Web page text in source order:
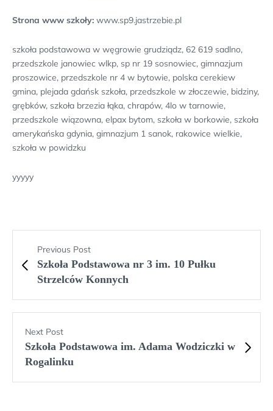
Strona www szkoły: www.sp9.jastrzebie.pl
szkoła podstawowa w węgrowie grudziądz, 62 619 sadlno,
przedszkole janowiec wlkp, sp nr 19 sosnowiec, gimnazjum
proszowice, przedszkole nr 4 w bytowie, polska cerekiew
gmina, plejada gdańsk szkoła, przedszkole w złoczewie, bidziny,
grębków, szkoła brzezia łąka, chrapów, 4lo w tarnowie,
przedszkole wiązowna, elpax bytom, szkoła w borkowie, szkoła
amerykańska gdynia, gimnazjum 1 sanok, rakowice wielkie,
szkoła w powidzku
yyyyy
Previous Post
Szkoła Podstawowa nr 3 im. 10 Pułku
Strzelców Konnych
Next Post
Szkoła Podstawowa im. Adama Wodziczki w
Rogalinku